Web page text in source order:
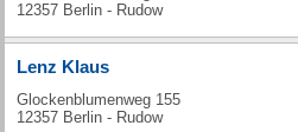
12357 Berlin - Rudow
Lenz Klaus
Glockenblumenweg 155
12357 Berlin - Rudow